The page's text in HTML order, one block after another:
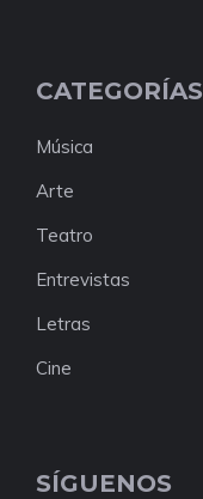
CATEGORÍAS
Música
Arte
Teatro
Entrevistas
Letras
Cine
SÍGUENOS